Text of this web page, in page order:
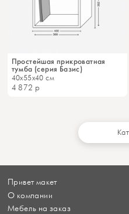
Простейшая прикроватная
тумба (серия Базис)
40x55x40 см
4 872 р
Привет макет
О компании
Мебель на заказ